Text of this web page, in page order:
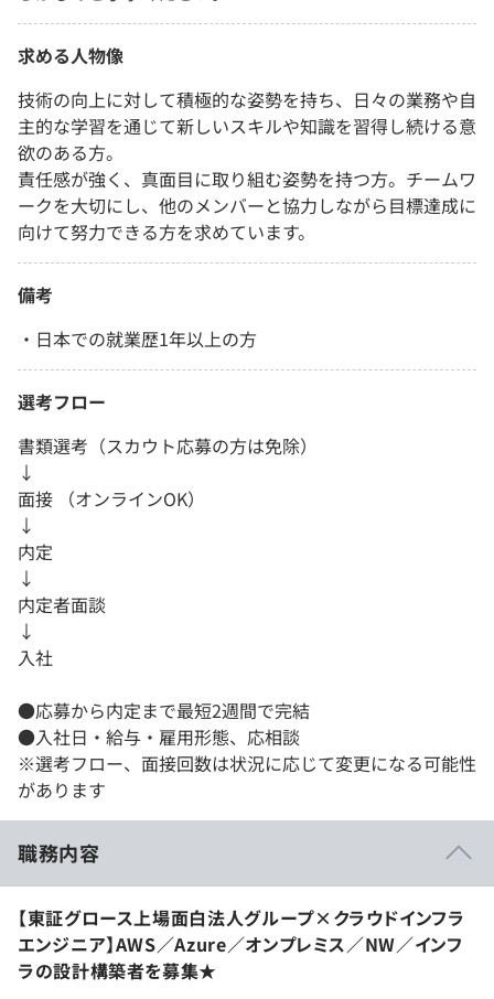
求める人物像
技術の向上に対して積極的な姿勢を持ち、日々の業務や自
主的な学習を通じて新しいスキルや知識を習得し続ける意
欲のある方。
責任感が強く、真面目に取り組む姿勢を持つ方。チームワ
ークを大切にし、他のメンバーと協力しながら目標達成に
向けて努力できる方を求めています。
備考
・日本での就業歴1年以上の方
選考フロー
書類選考（スカウト応募の方は免除）
↓
面接 （オンラインOK）
↓
内定
↓
内定者面談
↓
入社
●応募から内定まで最短2週間で完結
●入社日・給与・雇用形態、応相談
※選考フロー、面接回数は状況に応じて変更になる可能性
があります
職務内容
【東証グロース上場面白法人グループ×クラウドインフラ
エンジニア】AWS／Azure／オンプレミス／NW／インフ
ラの設計構築者を募集★